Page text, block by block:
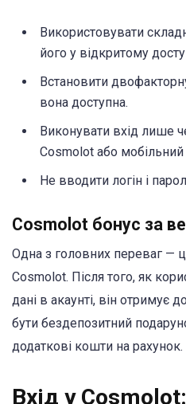
Використовувати
його у відкритому
Встановити
вона доступна.
Виконувати вхід лише
Cosmolot або мобільний
Не вводити логін і
Cosmolot бонус за
Одна з головних переваг —
Cosmolot. Після того, як
дані в акаунті, він отримує
бути бездепозитний
додаткові кошти на рахунок.
Вхід у